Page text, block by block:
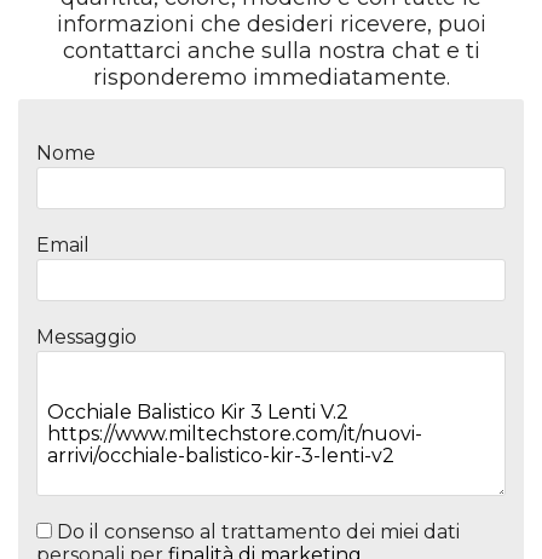
informazioni che desideri ricevere, puoi
contattarci anche sulla nostra chat e ti
risponderemo immediatamente.
Nome
Email
Messaggio
Do il consenso al trattamento dei miei dati